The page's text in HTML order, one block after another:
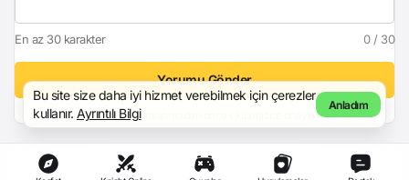
En az 30 karakter 0 / 30
Yorumu Gönder
Yorumun, yayınlanmadan önce ekibimizce onaylanır.
Bu site size daha iyi hizmet verebilmek için çerezler
kullanır. Ayrıntılı Bilgi
Anladım